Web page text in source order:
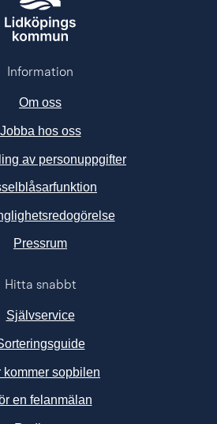
Information
Om oss
Jobba hos oss
av personuppgifter
PressrumLänk till annan webbplats,
Hitta snabbt
Självservice
kommer sopbilen
en felanmälan